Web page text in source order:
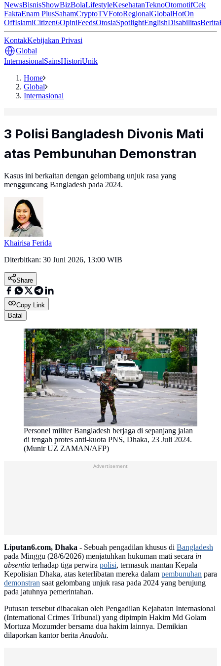
NewsBisnisShowBizBolaLifestyleKesehatanTeknoOtomotifCek
FaktaEnam PlusSahamCryptoTVFotoRegionalGlobalHotOn
OffIslamiCitizen6OpiniFeedsOtosiaSpotlightEnglishDisabilitasBerita
KontakKebijakan Privasi
Global
InternasionalSainsHistoriUnik
Home
Global
Internasional
3 Polisi Bangladesh Divonis Mati
atas Pembunuhan Demonstran
Kasus ini berkaitan dengan gelombang unjuk rasa yang
mengguncang Bangladesh pada 2024.
Khairisa Ferida
Diterbitkan: 30 Juni 2026, 13:00 WIB
Share
Copy Link
Batal
Personel militer Bangladesh berjaga di sepanjang jalan
di tengah protes anti-kuota PNS, Dhaka, 23 Juli 2024.
(Munir UZ ZAMAN/AFP)
Advertisement
Liputan6.com, Dhaka - Sebuah pengadilan khusus di Bangladesh
pada Minggu (28/6/2026) menjatuhkan hukuman mati secara in
absentia terhadap tiga perwira polisi, termasuk mantan Kepala
Kepolisian Dhaka, atas keterlibatan mereka dalam pembunuhan para
demonstran saat gelombang unjuk rasa pada 2024 yang berujung
pada jatuhnya pemerintahan.
Putusan tersebut dibacakan oleh Pengadilan Kejahatan Internasional
(International Crimes Tribunal) yang dipimpin Hakim Md Golam
Mortuza Mozumder bersama dua hakim lainnya. Demikian
dilaporkan kantor beritaAnadolu.